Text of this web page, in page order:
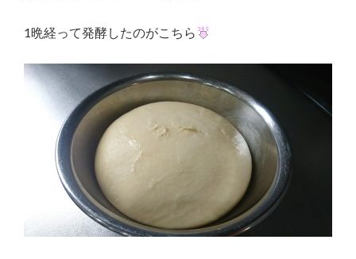
1晩経って発酵したのがこちら